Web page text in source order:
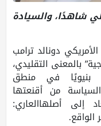
شاهدًا، والسيادة
دونالد ترامب
بالمعنى التقليدي،
بنيويًا في منطق
من أقنعتها
إلى أصلهاالعاري:
الواقع.